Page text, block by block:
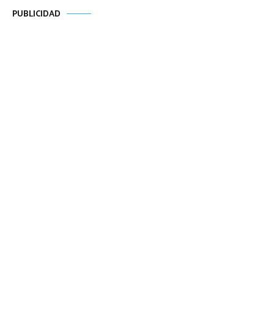
PUBLICIDAD